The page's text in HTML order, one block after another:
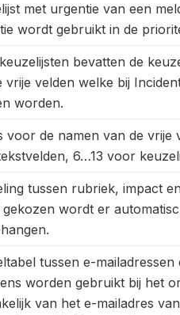
met urgentie van een
wordt gebruikt in de
bevatten de
vrije velden welke bij
worden.
voor de namen van de
6…13 voor
tussen rubriek, impact
wordt er
tussen e-
worden gebruikt bij het
van het e-mailadres